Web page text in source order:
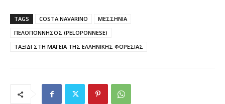
TAGS COSTA NAVARINO
ΜΕΣΣΗΝΙΑ
ΠΕΛΟΠΟΝΝΗΣΟΣ (PELOPONNESE)
ΤΑΞΙΔΙ ΣΤΗ ΜΑΓΕΙΑ ΤΗΣ ΕΛΛΗΝΙΚΗΣ ΦΟΡΕΣΙΑΣ